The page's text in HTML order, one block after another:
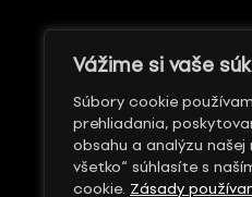
Vážime si vaše
Súbory cookie
prehliadania,
obsahu a analýzu
všetko“ súhlasíte s
cookie. Zásady
GENERÁLNY